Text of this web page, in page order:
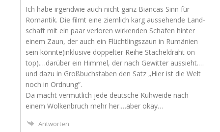
Ich habe irgend­wie auch nicht ganz Bian­cas Sinn für
Roman­tik. Die filmt eine ziem­lich karg aus­se­hen­de Land­
schaft mit ein paar ver­lo­ren wir­ken­den Scha­fen hin­ter
einem Zaun, der auch ein Flücht­lings­zaun in Rumä­ni­en
sein könnte(inklusive dop­pel­ter Rei­he Sta­chel­draht on
top).…darüber ein Him­mel, der nach Gewit­ter aussieht.…
und dazu in Groß­buch­sta­ben den Satz „Hier ist die Welt
noch in Ordnung”.
Da macht ver­mut­lich jede deut­sche Kuh­wei­de nach
einem Wol­ken­bruch mehr her.…aber okay…
Antworten